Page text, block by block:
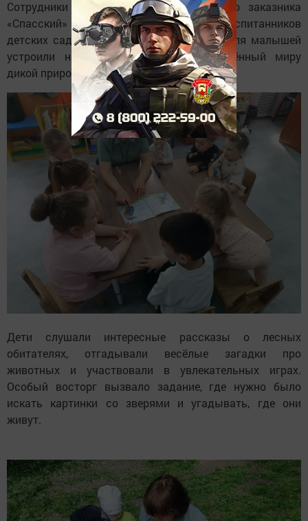
Сотрудники государственного природного заказника
«Спасский» побывали в гостях у воспитанников
детских садов в сёлах Вожи и Измери. Для малышей
устроили настоящий праздник, посвящённый миру
дикой природы.
Дети слушали интересные рассказы о лесных
обитателях, отгадывали весёлые загадки про
животных и участвовали в увлекательных играх.
Особый восторг вызвало задание, где нужно было
искать картинки со зверями и угадывать, где они
живут.